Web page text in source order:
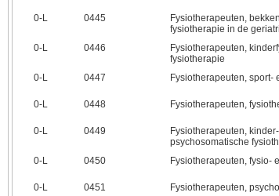
0‑L
0445
Fysiotherapeuten,
fysiotherapie in de
0‑L
0446
Fysiotherapeuten,
fysiotherapie
0‑L
0447 Fysiotherapeuten, sport-
0‑L 0448 Fysiotherapeuten,
0‑L 0449
Fysiotherapeuten,
psychosomatische
0‑L
0450 Fysiotherapeuten, fysio-
0‑L 0451 Fysiotherapeuten,